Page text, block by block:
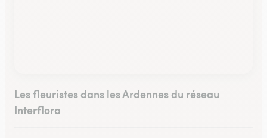
Les fleuristes dans les Ardennes du réseau
Interflora